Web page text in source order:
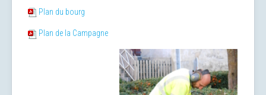
Plan du bourg
Plan de la Campagne